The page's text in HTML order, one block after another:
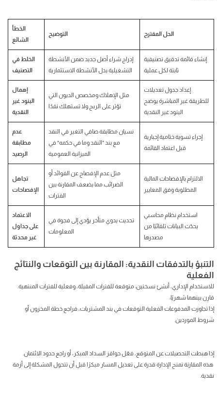
الخطأ
الشائع
التوضيح الحل المقترح
الخلط في
التصنيف
إدراج شراء أصل جديد ضمن الأنشطة
التشغيلية بدل الأنشطة الاستثمارية
إنشاء قائمة تدقيق تصنيفية
ثابتة لكل عملية
إهمال
البنود غير
النقدية
مثل الإهلاك ومخصص الديون التي
تؤثر على الربح ولا تستهلك نقدًا
إعداد جدول تعديلات
للطريقة غير المباشرة يوضح
البنود غير النقدية
عدم
مطابقة
الرصيد
نسيان مطابقة صافي التغير في النقد
مع بند "النقد وما في حكمه" في
الميزانية العمومية
إجراء تسوية ختامية إجبارية
قبل اعتماد القائمة
تجاهل
الإفصاحات
مثل عدم الإفصاح عن الفوائد أو
الضرائب مما يضعف المقارنة بين
الفترات
الالتزام بالإفصاحات المالية
المطلوبة وفق المعايير
الاعتماد
على جداول
غير محدثة
تحديث يدوي متأخر يؤدي إلى فجوة في
المعلومات
استخدام نظام محاسبي
يحدّث البيانات تلقائيًا من
مصدرها
التنبؤ بالتدفقات النقدية: المقارنة بين التوقعات والنتائج
الفعلية
للاستخدام الإداري، أنشئ نسختين: متوقعة للفترات المقبلة، وفعلية للفترات المنتهية.
قارِن بينهما شهريًا:
إذا تجاوزت المدفوعات الفعلية التوقعات في بند المشتريات، فراجع خطة المخزون أو
شروط الموردين.
إذا هبطت التحصيلات عن المتوقع، فعّل حوافز السداد المبكر، أو راجع حدود الائتمان.
هذه المقارنة تمنح الإدارة قدرة على تعديل المسار مبكرًا قبل أن تتحول المشكلة إلى أزمة
نقدية.